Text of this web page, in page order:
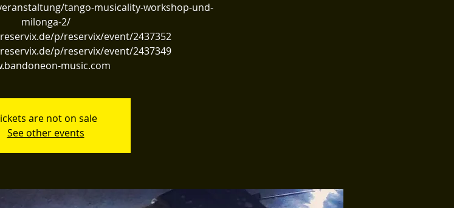
tango-musicality-workshop-und-
milonga-2/
p/reservix/event/2437352
p/reservix/event/2437349
music.com
are not on sale
See other events